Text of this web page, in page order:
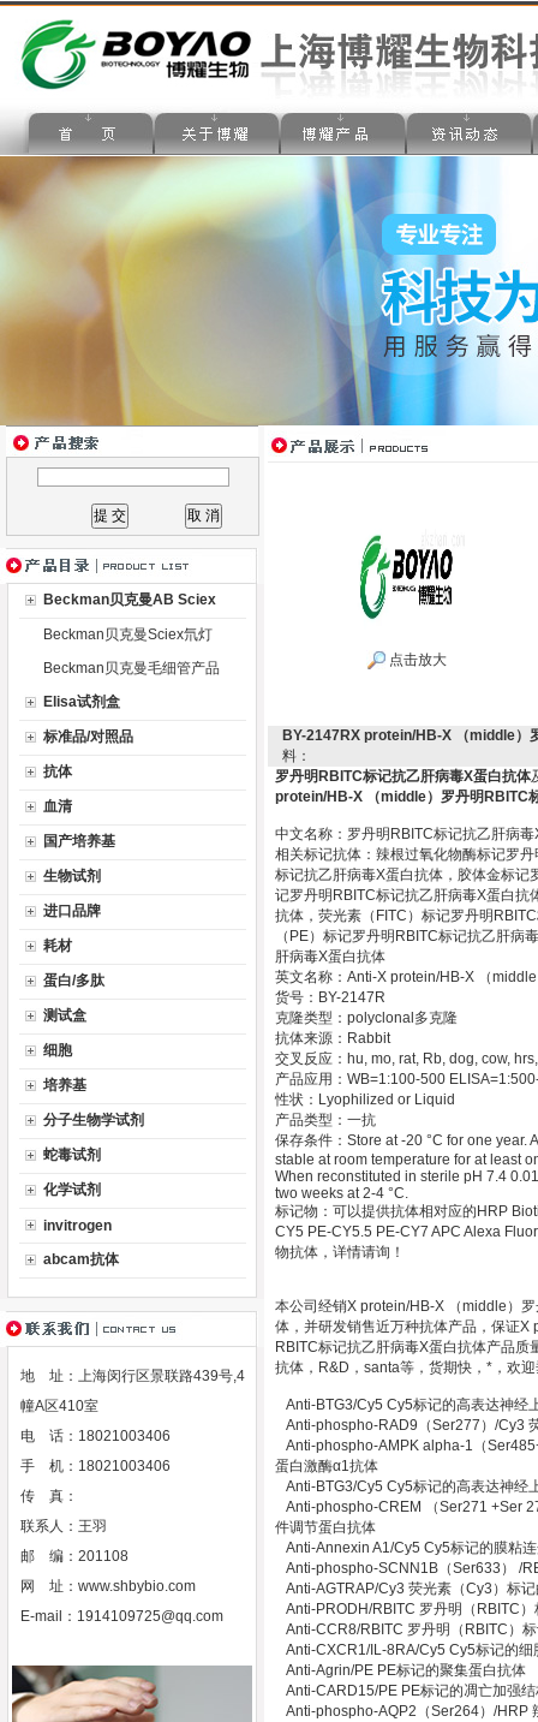
Beckman贝克曼AB Sciex
Beckman贝克曼Sciex氘灯
Beckman贝克曼毛细管产品
Elisa试剂盒
标准品/对照品
抗体
血清
国产培养基
生物试剂
进口品牌
耗材
蛋白/多肽
测试盒
细胞
培养基
分子生物学试剂
蛇毒试剂
化学试剂
invitrogen
abcam抗体
地 址：上海闵行区景联路439号,4
幢A区410室
电 话：18021003406
手 机：18021003406
传 真：
联系人：王羽
邮 编：201108
网 址： www.shbybio.com
E-mail： 1914109725@qq.com
点击放大
BY-2147RX protein/HB-X （middle）
料：
罗丹明RBITC标记抗乙肝病毒X蛋白抗体
protein/HB-X （middle）罗丹明RBITC
中文名称：罗丹明RBITC标记抗乙肝病
相关标记抗体：辣根过氧化物酶标记罗
标记抗乙肝病毒X蛋白抗体，胶体金标
记罗丹明RBITC标记抗乙肝病毒X蛋白
抗体，荧光素（FITC）标记罗丹明
（PE）标记罗丹明RBITC标记抗乙肝
肝病毒X蛋白抗体
英文名称：Anti-X protein/HB-X （
货号：BY-2147R
克隆类型：polyclonal多克隆
抗体来源：Rabbit
交叉反应：hu, mo, rat, Rb, dog, cow,
产品应用：WB=1:100-500
性状：Lyophilized or Liquid
产品类型：一抗
保存条件：Store at -20 °C for one
stable at room temperature for at least
When reconstituted in sterile pH 7.4
two weeks at 2-4 °C.
标记物：可以提供抗体相对应的HRP
CY5 PE-CY5.5 PE-CY7 APC Alexa
物抗体，详情请询！
本公司经销X protein/HB-X （middle）
体，并研发销售近万种抗体产品，保证
RBITC标记抗乙肝病毒X蛋白抗体产品
抗体，R&D，santa等，货期快，*，欢
Anti-BTG3/Cy5 Cy5标记的高表达神
Anti-phospho-RAD9（Ser277）/Cy3
Anti-phospho-AMPK alpha-1（
蛋白激酶α1抗体
Anti-BTG3/Cy5 Cy5标记的高表达神
Anti-phospho-CREM （Ser271 +Ser
件调节蛋白抗体
Anti-Annexin A1/Cy5 Cy5标记的膜粘
Anti-phospho-SCNN1B（Ser633） /
Anti-AGTRAP/Cy3 荧光素（Cy3）标
Anti-PRODH/RBITC 罗丹明（RBITC
Anti-CCR8/RBITC 罗丹明（RBITC）
Anti-CXCR1/IL-8RA/Cy5 Cy5标记的
Anti-Agrin/PE PE标记的聚集蛋白抗体
Anti-CARD15/PE PE标记的凋亡加强
Anti-phospho-AQP2（Ser264）/HRP